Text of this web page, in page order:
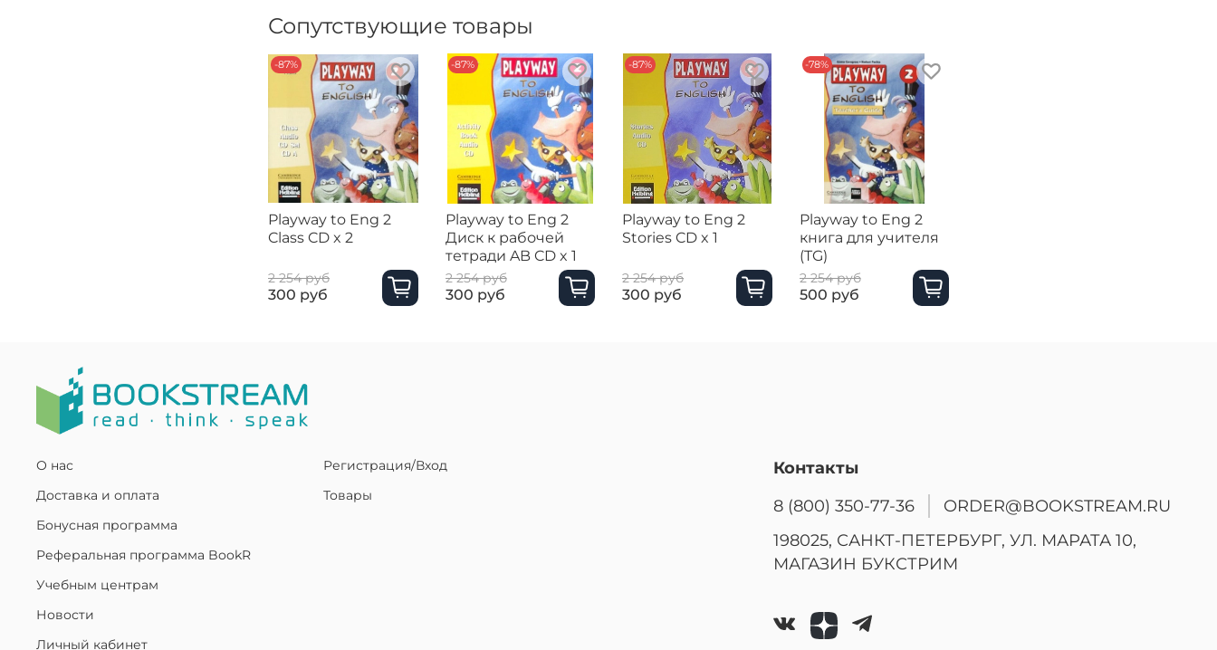
Сопутствующие товары
-87%
Playway to Eng 2
Class CD x 2
2 254 руб
300 руб
-87%
Playway to Eng 2
Диск к рабочей
тетради AB CD x 1
2 254 руб
300 руб
-87%
Playway to Eng 2
Stories CD x 1
2 254 руб
300 руб
-78%
Playway to Eng 2
книга для учителя
(TG)
2 254 руб
500 руб
О нас
Доставка и оплата
Бонусная программа
Реферальная программа BookR
Учебным центрам
Новости
Личный кабинет
Регистрация/Вход
Товары
Контакты
8 (800) 350-77-36
ORDER@BOOKSTREAM.RU
198025, САНКТ-ПЕТЕРБУРГ, УЛ. МАРАТА 10,
МАГАЗИН БУКСТРИМ